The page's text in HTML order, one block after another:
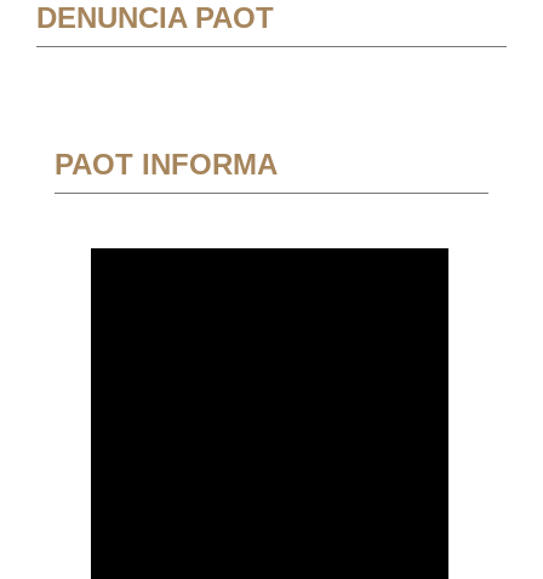
DENUNCIA PAOT
PAOT INFORMA